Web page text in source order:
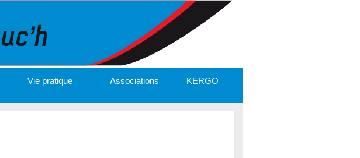
Vie pratique Associations KERGO